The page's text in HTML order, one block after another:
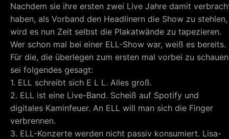
Nachdem sie ihre ersten zwei Live Jahre damit
haben, als Vorband den Headlinern die Show zu stehlen,
wird es nun Zeit selbst die Plakatwände zu tapezieren.
Wer schon mal bei einer ELL-Show war, weiß es bereits.
Für die, die überlegen zum ersten mal vorbei zu
sei folgendes gesagt:
1. ELL schreibt sich E L L. Alles groß.
2. ELL ist eine Live-Band. Scheiß auf Spotify und
digitales Kaminfeuer. An ELL will man sich die Finger
verbrennen.
3. ELL-Konzerte werden nicht passiv konsumiert. Lisa-